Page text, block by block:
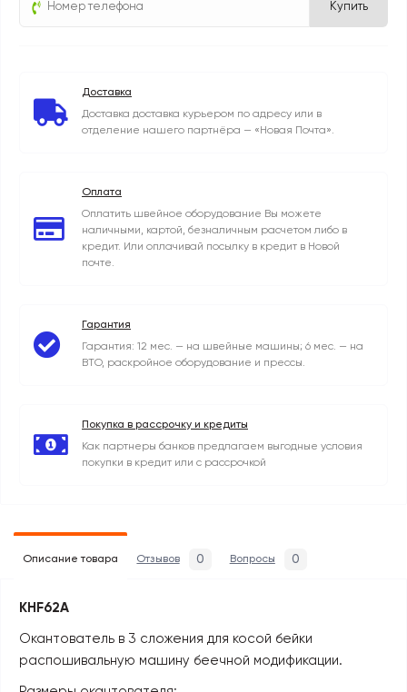
Купить
Доставка
Доставка доставка курьером по адресу или в
отделение нашего партнёра — «Новая Почта».
Оплата
Оплатить швейное оборудование Вы можете
наличными, картой, безналичным расчетом либо в
кредит. Или оплачивай посылку в кредит в Новой
почте.
Гарантия
Гарантия: 12 мес. — на швейные машины; 6 мес. — на
ВТО, раскройное оборудование и прессы.
Покупка в рассрочку и кредиты
Как партнеры банков предлагаем выгодные условия
покупки в кредит или с рассрочкой
Описание товара Отзывов 0 Вопросы 0
KHF62A
Окантователь в 3 сложения для косой бейки
распошивальную машину беечной модификации.